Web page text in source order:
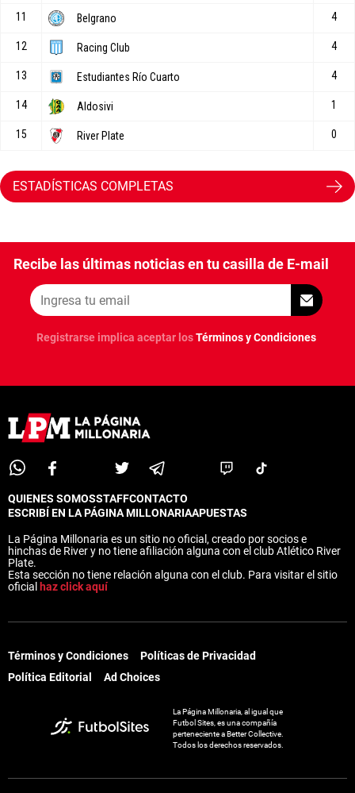
ESTADÍSTICAS COMPLETAS
Recibe las últimas noticias en tu casilla de E-mail
Registrarse implica aceptar losTérminos y Condiciones
QUIENES SOMOSSTAFFCONTACTO
ESCRIBÍ EN LA PÁGINA MILLONARIAAPUESTAS
La Página Millonaria es un sitio no oficial, creado por socios e
hinchas de River y no tiene afiliación alguna con el club Atlético River
Plate.
Esta sección no tiene relación alguna con el club. Para visitar el sitio
oficial haz click aquí
Términos y Condiciones
Políticas de Privacidad
Política Editorial
Ad Choices
La Página Millonaria, al igual que
Futbol Sites, es una compañía
perteneciente a Better Collective.
Todos los derechos reservados.